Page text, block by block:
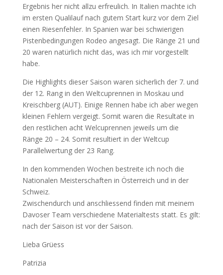
Ergebnis her nicht allzu erfreulich. In Italien machte ich
im ersten Qualilauf nach gutem Start kurz vor dem Ziel
einen Riesenfehler. In Spanien war bei schwierigen
Pistenbedingungen Rodeo angesagt. Die Ränge 21 und
20 waren natürlich nicht das, was ich mir vorgestellt
habe.
Die Highlights dieser Saison waren sicherlich der 7. und
der 12. Rang in den Weltcuprennen in Moskau und
Kreischberg (AUT). Einige Rennen habe ich aber wegen
kleinen Fehlern vergeigt. Somit waren die Resultate in
den restlichen acht Welcuprennen jeweils um die
Ränge 20 – 24. Somit resultiert in der Weltcup
Parallelwertung der 23 Rang.
In den kommenden Wochen bestreite ich noch die
Nationalen Meisterschaften in Österreich und in der
Schweiz.
Zwischendurch und anschliessend finden mit meinem
Davoser Team verschiedene Materialtests statt. Es gilt:
nach der Saison ist vor der Saison.
Lieba Grüess
Patrizia